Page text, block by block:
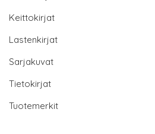
Keittokirjat
Lastenkirjat
Sarjakuvat
Tietokirjat
Tuotemerkit